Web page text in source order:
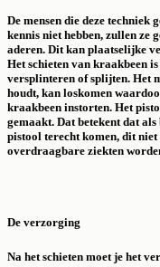
De mensen die deze
kennis niet hebben, zullen ze
aderen. Dit kan plaatselijke
Het schieten van kraakbeen
versplinteren of splijten. Het
houdt, kan loskomen
kraakbeen instorten. Het
gemaakt. Dat betekent dat
pistool terecht komen, dit
overdraagbare ziekten
De verzorging
Na het schieten moet je het